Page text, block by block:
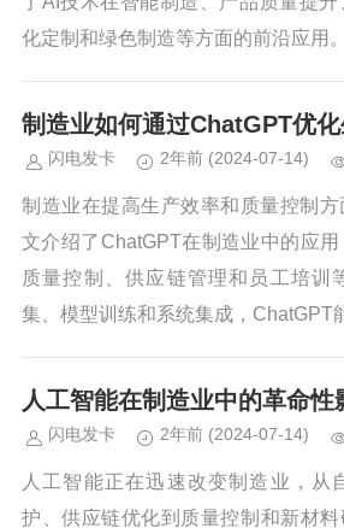
化定制和绿色制造等方面的前沿应用
制造业如何通过ChatGPT优
闪电发卡 2年前 (2024-07-14)
制造业在提高生产效率和质量控制
文介绍了ChatGPT在制造业中的应用
质量控制、供应链管理和员工培训
集、模型训练和系统集成，ChatGPT
人工智能在制造业中的革命性
闪电发卡 2年前 (2024-07-14)
人工智能正在迅速改变制造业，从
护、供应链优化到质量控制和新材